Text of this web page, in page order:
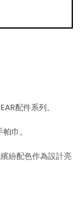
配件系列。
巾。
紛配色作為設計亮